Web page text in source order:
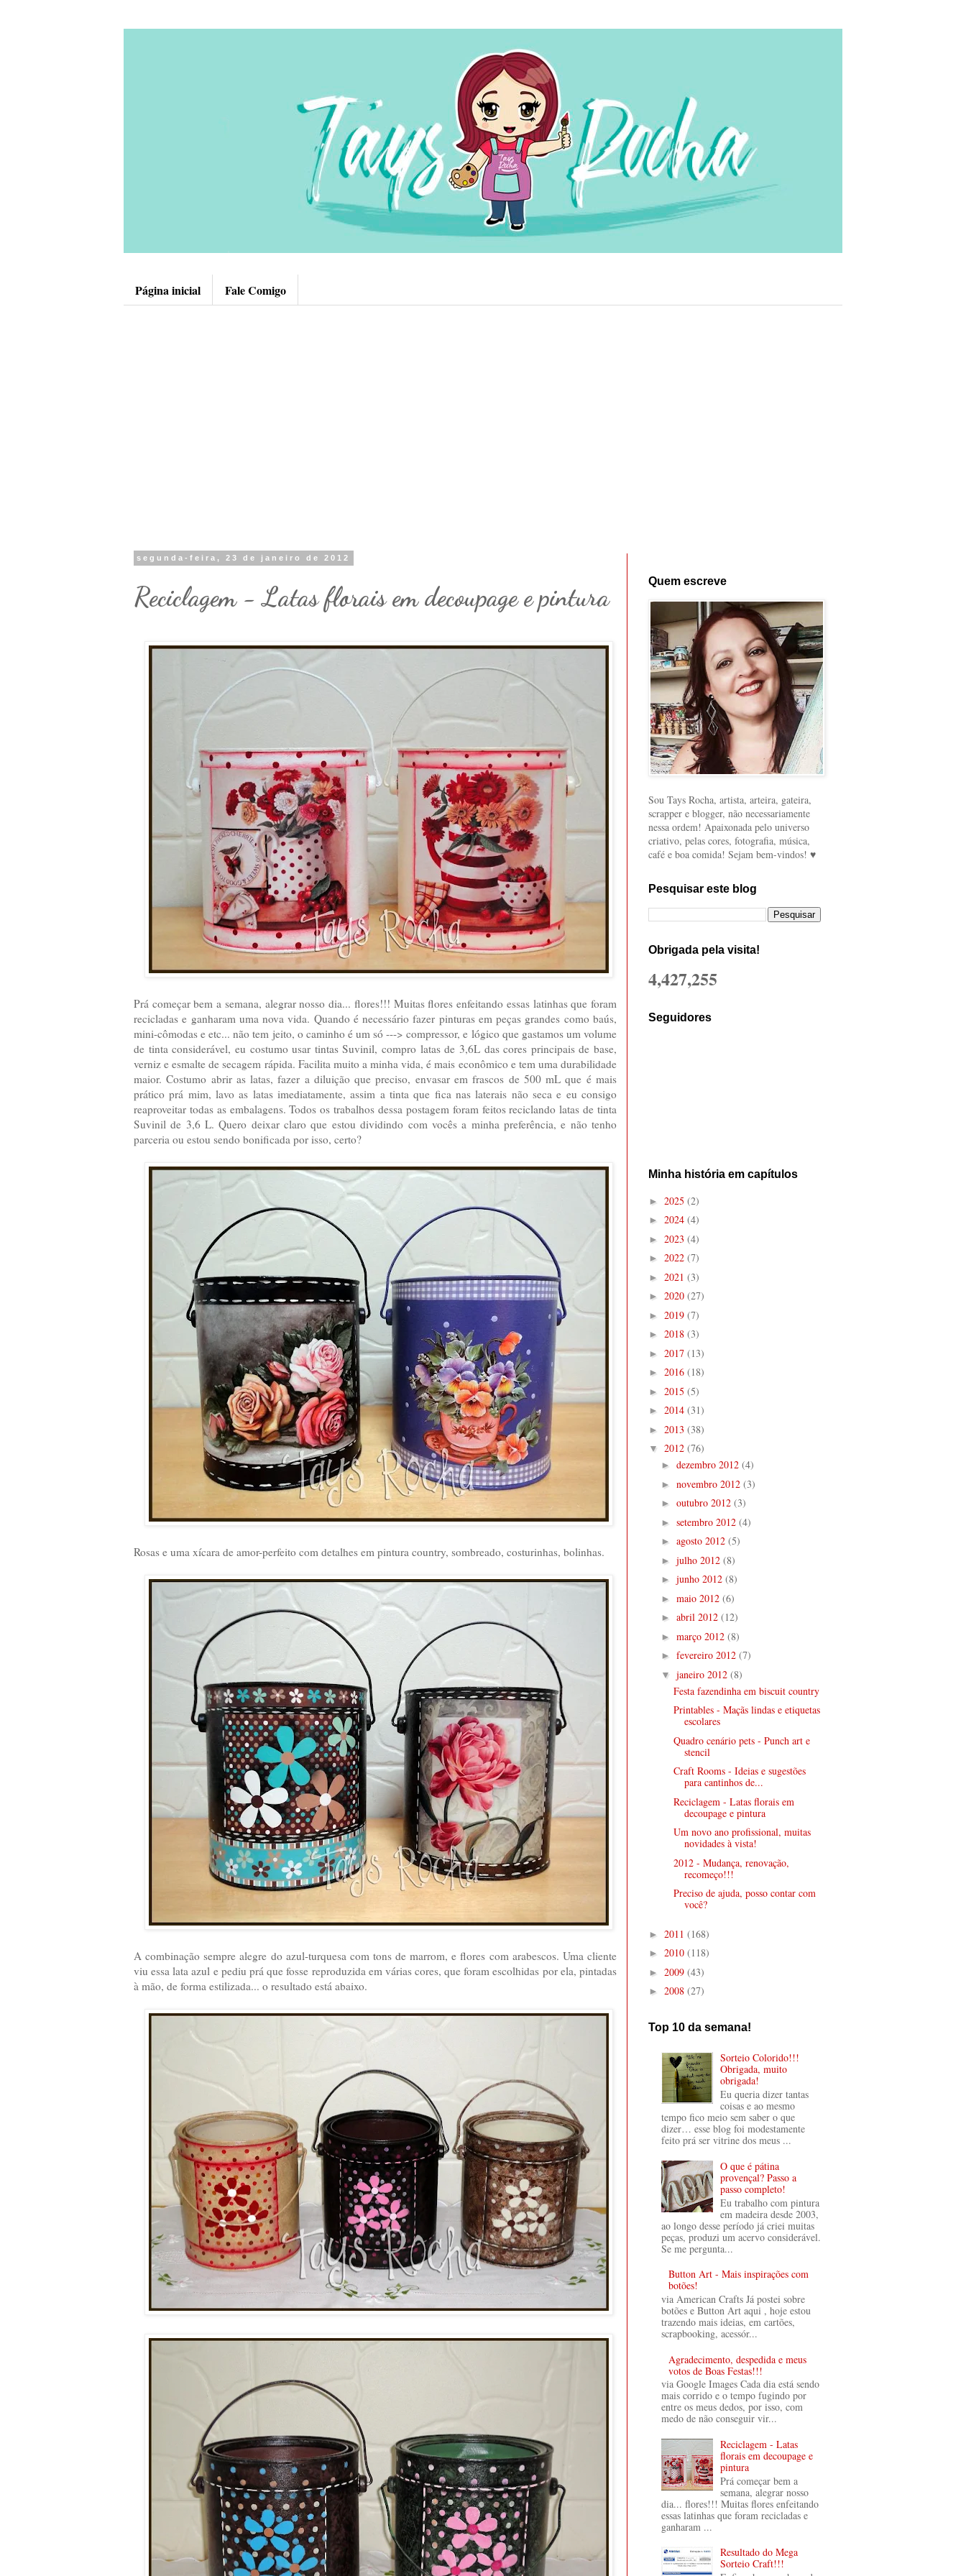
Página inicial Fale Comigo
segunda-feira, 23 de janeiro de 2012
Reciclagem - Latas florais em decoupage e pintura
Prá começar bem a semana, alegrar nosso dia... flores!!! Muitas flores enfeitando essas latinhas que foram
recicladas e ganharam uma nova vida. Quando é necessário fazer pinturas em peças grandes como baús,
mini-cômodas e etc... não tem jeito, o caminho é um só ---> compressor, e lógico que gastamos um volume
de tinta considerável, eu costumo usar tintas Suvinil, compro latas de 3,6L das cores principais de base,
verniz e esmalte de secagem rápida. Facilita muito a minha vida, é mais econômico e tem uma durabilidade
maior. Costumo abrir as latas, fazer a diluição que preciso, envasar em frascos de 500 mL que é mais
prático prá mim, lavo as latas imediatamente, assim a tinta que fica nas laterais não seca e eu consigo
reaproveitar todas as embalagens. Todos os trabalhos dessa postagem foram feitos reciclando latas de tinta
Suvinil de 3,6 L. Quero deixar claro que estou dividindo com vocês a minha preferência, e não tenho
parceria ou estou sendo bonificada por isso, certo?
Rosas e uma xícara de amor-perfeito com detalhes em pintura country, sombreado, costurinhas, bolinhas.
A combinação sempre alegre do azul-turquesa com tons de marrom, e flores com arabescos. Uma cliente
viu essa lata azul e pediu prá que fosse reproduzida em várias cores, que foram escolhidas por ela, pintadas
à mão, de forma estilizada... o resultado está abaixo.
Quem escreve
Sou Tays Rocha, artista, arteira, gateira,
scrapper e blogger, não necessariamente
nessa ordem! Apaixonada pelo universo
criativo, pelas cores, fotografia, música,
café e boa comida! Sejam bem-vindos! ♥
Pesquisar este blog
Obrigada pela visita!
4,427,255
Seguidores
Minha história em capítulos
► 2025 (2)
► 2024 (4)
► 2023 (4)
► 2022 (7)
► 2021 (3)
► 2020 (27)
► 2019 (7)
► 2018 (3)
► 2017 (13)
► 2016 (18)
► 2015 (5)
► 2014 (31)
► 2013 (38)
▼ 2012 (76)
► dezembro 2012 (4)
► novembro 2012 (3)
► outubro 2012 (3)
► setembro 2012 (4)
► agosto 2012 (5)
► julho 2012 (8)
► junho 2012 (8)
► maio 2012 (6)
► abril 2012 (12)
► março 2012 (8)
► fevereiro 2012 (7)
▼ janeiro 2012 (8)
Festa fazendinha em biscuit country
Printables - Maçãs lindas e etiquetas
escolares
Quadro cenário pets - Punch art e
stencil
Craft Rooms - Ideias e sugestões
para cantinhos de...
Reciclagem - Latas florais em
decoupage e pintura
Um novo ano profissional, muitas
novidades à vista!
2012 - Mudança, renovação,
recomeço!!!
Preciso de ajuda, posso contar com
você?
► 2011 (168)
► 2010 (118)
► 2009 (43)
► 2008 (27)
Top 10 da semana!
Sorteio Colorido!!!
Obrigada, muito
obrigada!
Eu queria dizer tantas
coisas e ao mesmo
tempo fico meio sem saber o que
dizer… esse blog foi modestamente
feito prá ser vitrine dos meus ...
O que é pátina
provençal? Passo a
passo completo!
Eu trabalho com pintura
em madeira desde 2003,
ao longo desse período já criei muitas
peças, produzi um acervo considerável.
Se me pergunta...
Button Art - Mais inspirações com
botões!
via American Crafts Já postei sobre
botões e Button Art aqui , hoje estou
trazendo mais ideias, em cartões,
scrapbooking, acessór...
Agradecimento, despedida e meus
votos de Boas Festas!!!
via Google Images Cada dia está sendo
mais corrido e o tempo fugindo por
entre os meus dedos, por isso, com
medo de não conseguir vir...
Reciclagem - Latas
florais em decoupage e
pintura
Prá começar bem a
semana, alegrar nosso
dia... flores!!! Muitas flores enfeitando
essas latinhas que foram recicladas e
ganharam ...
Resultado do Mega
Sorteio Craft!!!